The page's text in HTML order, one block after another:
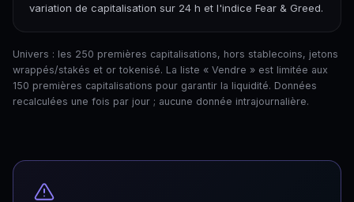
variation de capitalisation sur 24 h et l'indice Fear & Greed.
Univers : les 250 premières capitalisations, hors stablecoins, jetons
wrappés/stakés et or tokenisé. La liste « Vendre » est limitée aux
150 premières capitalisations pour garantir la liquidité. Données
recalculées une fois par jour ; aucune donnée intrajournalière.